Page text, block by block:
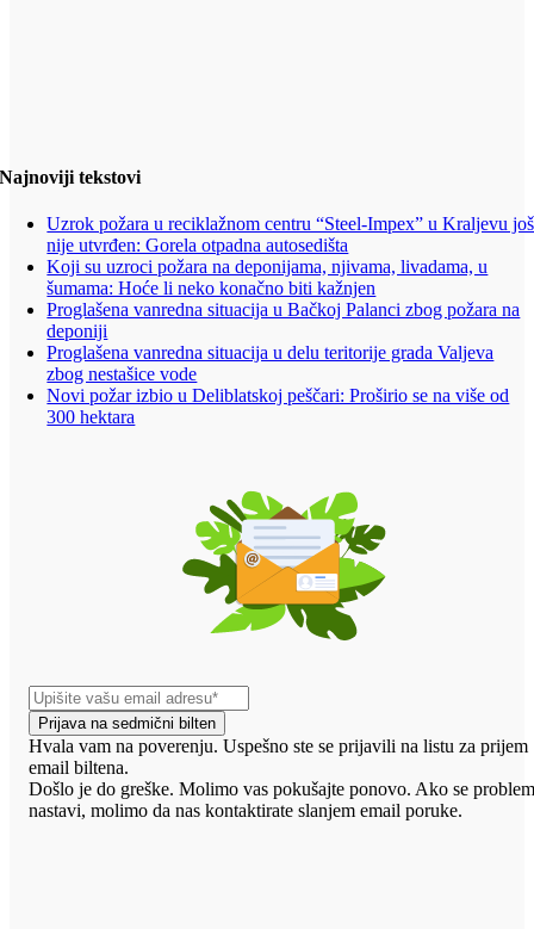
Najnoviji tekstovi
Uzrok požara u reciklažnom centru “Steel-Impex” u Kraljevu još
nije utvrđen: Gorela otpadna autosedišta
Koji su uzroci požara na deponijama, njivama, livadama, u
šumama: Hoće li neko konačno biti kažnjen
Proglašena vanredna situacija u Bačkoj Palanci zbog požara na
deponiji
Proglašena vanredna situacija u delu teritorije grada Valjeva
zbog nestašice vode
Novi požar izbio u Deliblatskoj peščari: Proširio se na više od
300 hektara
Prijava na sedmični bilten
Hvala vam na poverenju. Uspešno ste se prijavili na listu za prijem
email biltena.
Došlo je do greške. Molimo vas pokušajte ponovo. Ako se
nastavi, molimo da nas kontaktirate slanjem email poruke.